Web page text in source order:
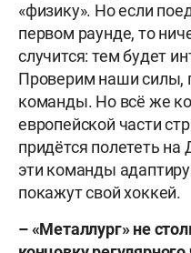
«физику». Но если
первом раунде, то
случится: тем будет
Проверим наши силы,
команды. Но всё же
европейской части
придётся полететь
эти команды
покажут свой хоккей.
– «Металлург» не